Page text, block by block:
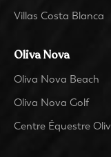
Villas Costa Blanca
Oliva Nova
Oliva Nova Beach
Oliva Nova Golf
Centre Équestre